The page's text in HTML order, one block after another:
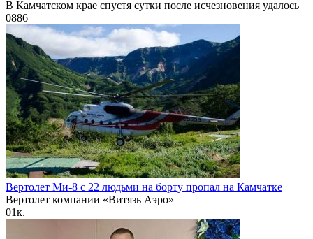
В Камчатском крае спустя сутки после исчезновения удалось
0886
Вертолет Ми-8 с 22 людьми на борту пропал на Камчатке
Вертолет компании «Витязь Аэро»
01к.